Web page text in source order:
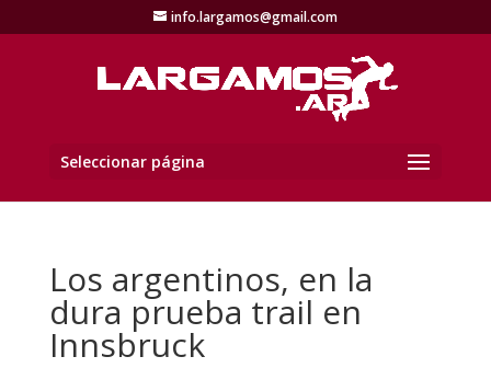
info.largamos@gmail.com
Seleccionar página
Los argentinos, en la
dura prueba trail en
Innsbruck